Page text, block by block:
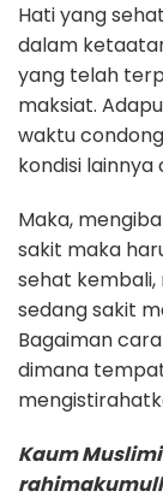
Hati yang
dalam
yang telah
maksiat.
waktu
kondisi
Maka,
sakit maka
sehat
sedang sakit
Bagaiman
dimana
Kaum